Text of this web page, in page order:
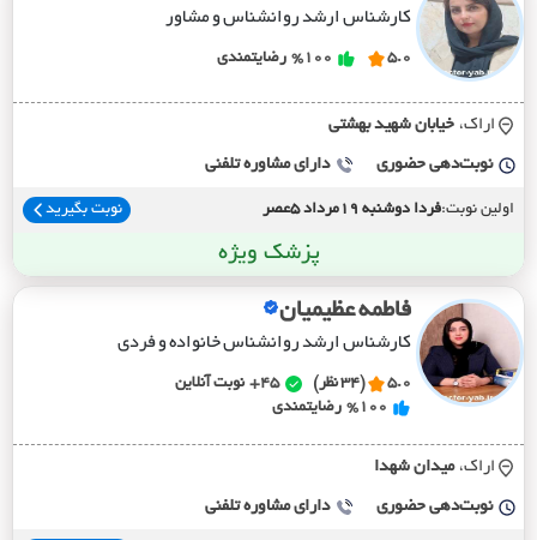
کارشناس ارشد روانشناس و مشاور
5.0
%100 رضایتمندی
اراک، خيابان شهيد بهشتي
نوبت‌دهی حضوری دارای مشاوره تلفنی
اولین نوبت:فردا دوشنبه 19مرداد 5عصر نوبت بگیرید
پزشک ویژه
فاطمه عظیمیان
کارشناس ارشد روانشناس خانواده و فردی
5.0 (34 نظر) 45+
نوبت آنلاین
%100 رضایتمندی
اراک، ميدان شهدا
نوبت‌دهی حضوری دارای مشاوره تلفنی